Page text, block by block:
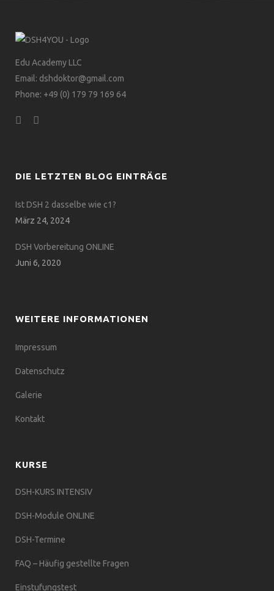
Edu Academy LLC
Email: dshdoktor@gmail.com
Phone: +49 (0) 179 79 169 64
DIE LETZTEN BLOG EINTRÄGE
Ist DSH 2 dasselbe wie c1?
März 24, 2024
DSH Vorbereitung ONLINE
Juni 6, 2020
WEITERE INFORMATIONEN
Impressum
Datenschutz
Galerie
Kontakt
KURSE
DSH-KURS INTENSIV
DSH-Module ONLINE
DSH-Termine
FAQ – Häufig gestellte Fragen
Einstufungstest